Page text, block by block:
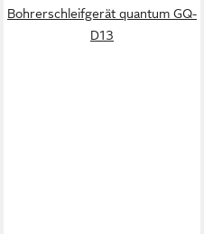
Bohrerschleifgerät quantum GQ-
D13